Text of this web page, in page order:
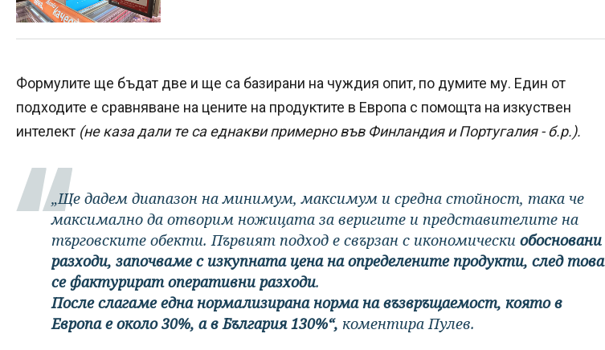
Формулите ще бъдат две и ще са базирани на чуждия опит, по думите му. Един от
подходите е сравняване на цените на продуктите в Европа с помощта на изкуствен
интелект (не каза дали те са еднакви примерно във Финландия и Португалия - б.р.).
„Ще дадем диапазон на минимум, максимум и средна стойност, така че
максимално да отворим ножицата за веригите и представителите на
търговските обекти. Първият подход е свързан с икономически обосновани
разходи, започваме с изкупната цена на определените продукти, след това
се фактурират оперативни разходи.
После слагаме една нормализирана норма на възвръщаемост, която в
Европа е около 30%, а в България 130%“, коментира Пулев.